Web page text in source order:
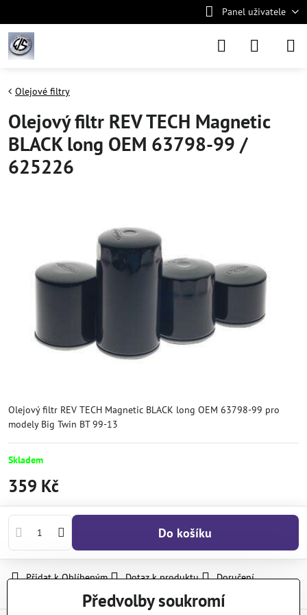
Panel uživatele
Olejové filtry
Olejový filtr REV TECH Magnetic
BLACK long OEM 63798-99 /
625226
Olejový filtr REV TECH Magnetic BLACK long OEM 63798-99 pro
modely Big Twin BT 99-13
Skladem
359 Kč
Do košíku
Přidat k Oblíbeným Dotaz k produktu Doručení
Předvolby soukromí